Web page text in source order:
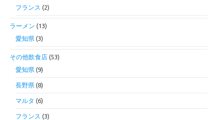
フランス (2)
ラーメン (13)
愛知県 (3)
その他飲食店 (53)
愛知県 (9)
長野県 (8)
マルタ (6)
フランス (3)